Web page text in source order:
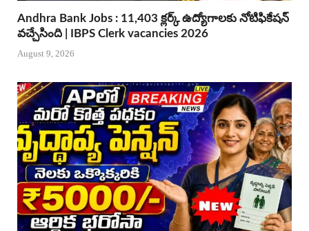
Andhra Bank Jobs : 11,403 క్లర్క్ ఉద్యోగాలకు నోటిఫికేషన్
వచ్చేసింది | IBPS Clerk vacancies 2026
August 9, 2026